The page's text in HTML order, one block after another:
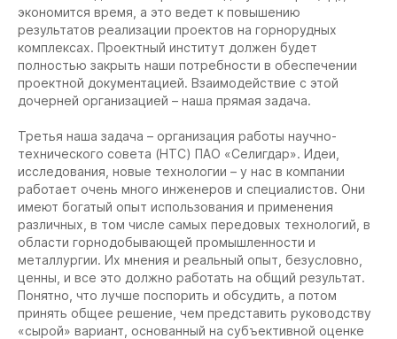
экономится время, а это ведет к повышению
результатов реализации проектов на горнорудных
комплексах. Проектный институт должен будет
полностью закрыть наши потребности в обеспечении
проектной документацией. Взаимодействие с этой
дочерней организацией – наша прямая задача.
Третья наша задача – организация работы научно-
технического совета (НТС) ПАО «Селигдар». Идеи,
исследования, новые технологии – у нас в компании
работает очень много инженеров и специалистов. Они
имеют богатый опыт использования и применения
различных, в том числе самых передовых технологий, в
области горнодобывающей промышленности и
металлургии. Их мнения и реальный опыт, безусловно,
ценны, и все это должно работать на общий результат.
Понятно, что лучше поспорить и обсудить, а потом
принять общее решение, чем представить руководству
«сырой» вариант, основанный на субъективной оценке